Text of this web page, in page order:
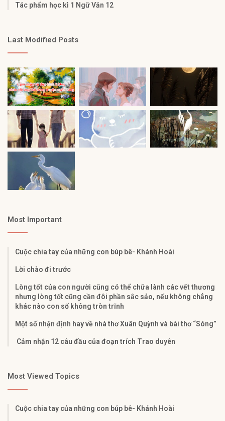
Tác phẩm học kì 1 Ngữ Văn 12
Last Modified Posts
Most Important
Cuộc chia tay của những con búp bê- Khánh Hoài
Lời chào đi trước
Lòng tốt của con người cũng có thể chữa lành các vết thương
nhưng lòng tốt cũng cần đôi phần sắc sảo, nếu không chẳng
khác nào con số không tròn trĩnh
Một số nhận định hay về nhà thơ Xuân Quỳnh và bài thơ “Sóng”
Cảm nhận 12 câu đầu của đoạn trích Trao duyên
Most Viewed Topics
Cuộc chia tay của những con búp bê- Khánh Hoài